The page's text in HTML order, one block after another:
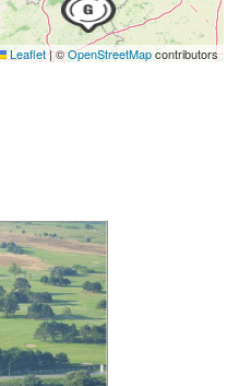
Leaflet |©OpenStreetMapcontributors